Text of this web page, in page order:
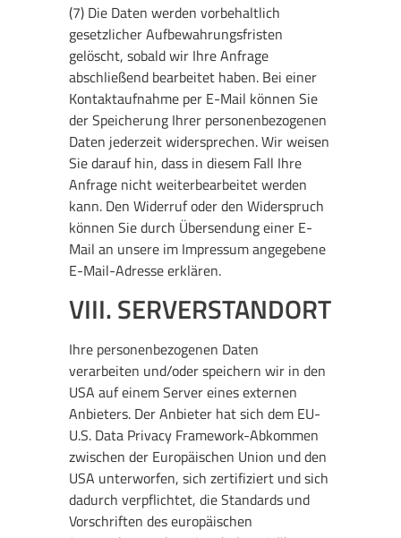
(7) Die Daten werden vorbehaltlich
gesetzlicher Aufbewahrungsfristen
gelöscht, sobald wir Ihre Anfrage
abschließend bearbeitet haben. Bei einer
Kontaktaufnahme per E-Mail können Sie
der Speicherung Ihrer personenbezogenen
Daten jederzeit widersprechen. Wir weisen
Sie darauf hin, dass in diesem Fall Ihre
Anfrage nicht weiterbearbeitet werden
kann. Den Widerruf oder den Widerspruch
können Sie durch Übersendung einer E-
Mail an unsere im Impressum angegebene
E-Mail-Adresse erklären.
VIII. SERVERSTANDORT
Ihre personenbezogenen Daten
verarbeiten und/oder speichern wir in den
USA auf einem Server eines externen
Anbieters. Der Anbieter hat sich dem EU-
U.S. Data Privacy Framework-Abkommen
zwischen der Europäischen Union und den
USA unterworfen, sich zertifiziert und sich
dadurch verpflichtet, die Standards und
Vorschriften des europäischen